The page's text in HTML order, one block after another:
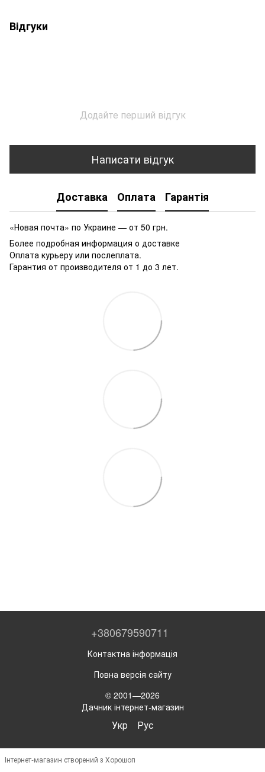
Відгуки
Додайте перший відгук
Написати відгук
Доставка Оплата Гарантія
«Новая почта» по Украине — от 50 грн.
Более подробная информация о доставке
Оплата курьеру или послеплата.
Гарантия от производителя от 1 до 3 лет.
+380679590711
Контактна інформація
Повна версія сайту
© 2001—2026
Дачник інтернет-магазин
Укр Рус
Інтернет-магазин створений з Хорошоп